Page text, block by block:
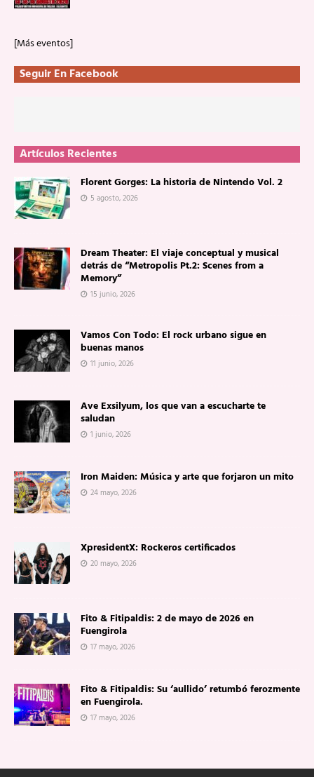
[Más eventos]
Seguir En Facebook
Artículos Recientes
Florent Gorges: La historia de Nintendo Vol. 2
5 agosto, 2026
Dream Theater: El viaje conceptual y musical
detrás de “Metropolis Pt.2: Scenes from a
Memory”
15 junio, 2026
Vamos Con Todo: El rock urbano sigue en
buenas manos
11 junio, 2026
Ave Exsilyum, los que van a escucharte te
saludan
1 junio, 2026
Iron Maiden: Música y arte que forjaron un mito
24 mayo, 2026
XpresidentX: Rockeros certificados
20 mayo, 2026
Fito & Fitipaldis: 2 de mayo de 2026 en
Fuengirola
17 mayo, 2026
Fito & Fitipaldis: Su ‘aullido’ retumbó ferozmente
en Fuengirola.
17 mayo, 2026